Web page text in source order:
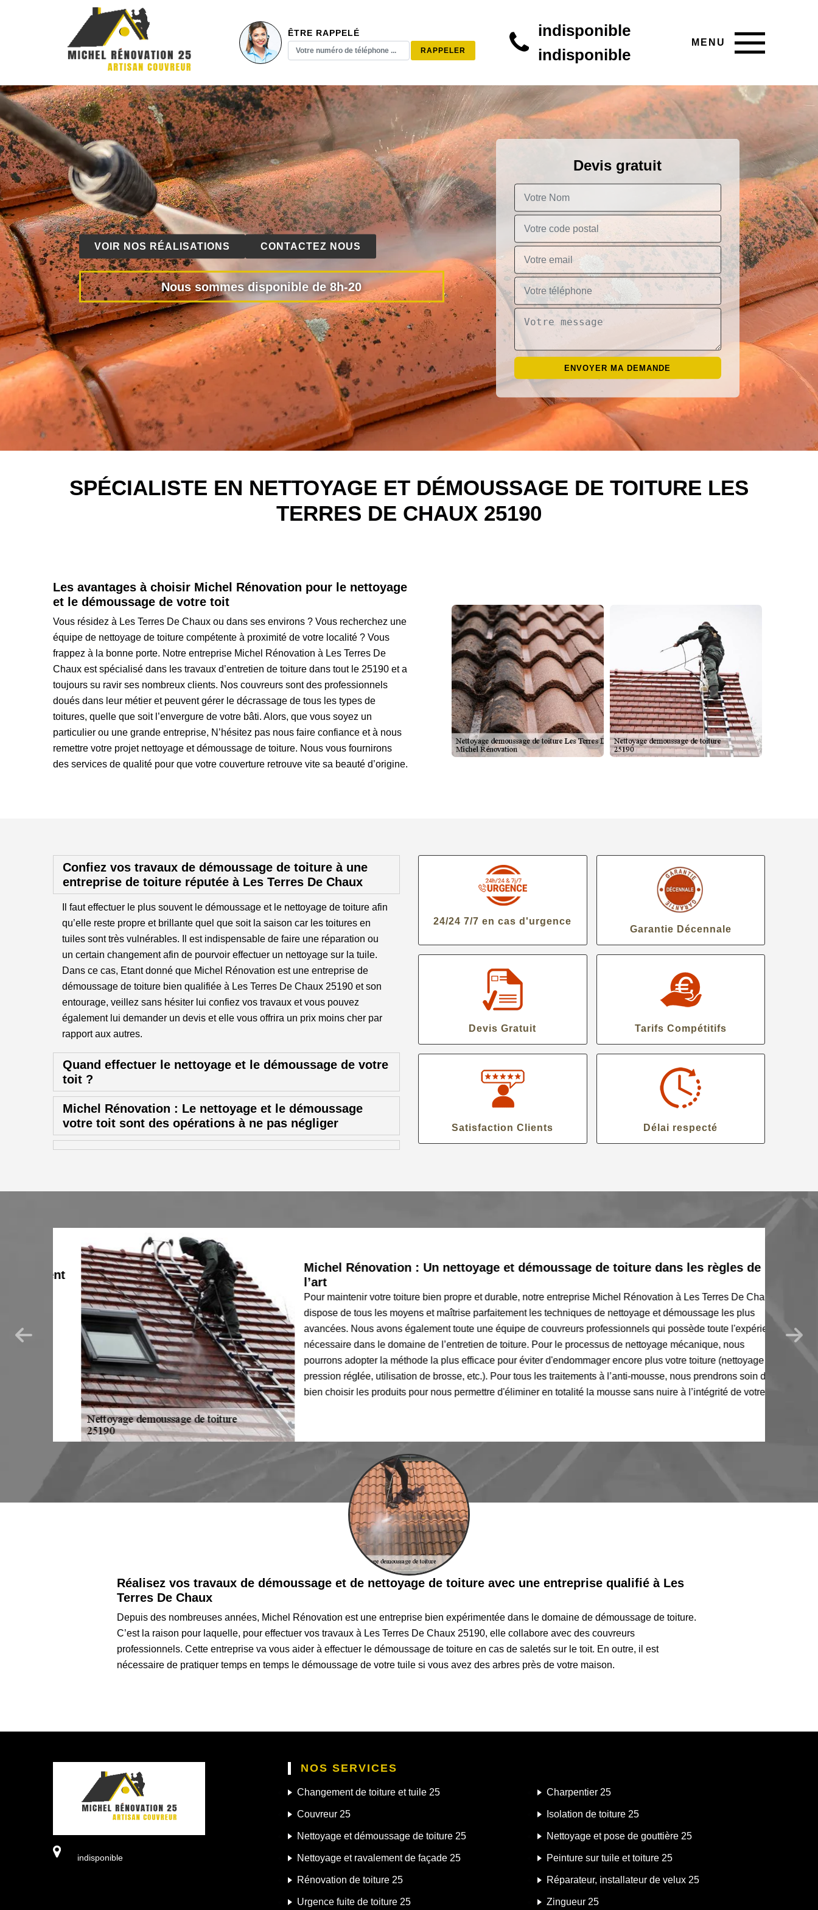
ÊTRE RAPPELÉ
indisponible
indisponible
MENU
VOIR NOS RÉALISATIONS CONTACTEZ NOUS
Nous sommes disponible de 8h-20
Devis gratuit
SPÉCIALISTE EN NETTOYAGE ET DÉMOUSSAGE DE TOITURE LES
TERRES DE CHAUX 25190
Les avantages à choisir Michel Rénovation pour le nettoyage
et le démoussage de votre toit
Vous résidez à Les Terres De Chaux ou dans ses environs ? Vous recherchez une
équipe de nettoyage de toiture compétente à proximité de votre localité ? Vous
frappez à la bonne porte. Notre entreprise Michel Rénovation à Les Terres De
Chaux est spécialisé dans les travaux d’entretien de toiture dans tout le 25190 et a
toujours su ravir ses nombreux clients. Nos couvreurs sont des professionnels
doués dans leur métier et peuvent gérer le décrassage de tous les types de
toitures, quelle que soit l’envergure de votre bâti. Alors, que vous soyez un
particulier ou une grande entreprise, N’hésitez pas nous faire confiance et à nous
remettre votre projet nettoyage et démoussage de toiture. Nous vous fournirons
des services de qualité pour que votre couverture retrouve vite sa beauté d’origine.
Confiez vos travaux de démoussage de toiture à une
entreprise de toiture réputée à Les Terres De Chaux
Il faut effectuer le plus souvent le démoussage et le nettoyage de toiture afin
qu’elle reste propre et brillante quel que soit la saison car les toitures en
tuiles sont très vulnérables. Il est indispensable de faire une réparation ou
un certain changement afin de pourvoir effectuer un nettoyage sur la tuile.
Dans ce cas, Etant donné que Michel Rénovation est une entreprise de
démoussage de toiture bien qualifiée à Les Terres De Chaux 25190 et son
entourage, veillez sans hésiter lui confiez vos travaux et vous pouvez
également lui demander un devis et elle vous offrira un prix moins cher par
rapport aux autres.
Quand effectuer le nettoyage et le démoussage de votre
toit ?
Michel Rénovation : Le nettoyage et le démoussage
votre toit sont des opérations à ne pas négliger
24/24 7/7 en cas d'urgence
Garantie Décennale
Devis Gratuit Tarifs Compétitifs
Satisfaction Clients Délai respecté
Michel Rénovation : Un nettoyage et démoussage de toiture dans les règles de
Pour maintenir votre toiture bien propre et durable, notre entreprise Michel Rénovation à Les Terres De Chaux
dispose de tous les moyens et maîtrise parfaitement les techniques de nettoyage et démoussage les plus
avancées. Nous avons également toute une équipe de couvreurs professionnels qui possède toute l'expérience
nécessaire dans le domaine de l’entretien de toiture. Pour le processus de nettoyage mécanique, nous
pourrons adopter la méthode la plus efficace pour éviter d'endommager encore plus votre toiture (nettoyage à
pression réglée, utilisation de brosse, etc.). Pour tous les traitements à l’anti-mousse, nous prendrons soin de
bien choisir les produits pour nous permettre d'éliminer en totalité la mousse sans nuire à l’intégrité de votre toit.
Réalisez vos travaux de démoussage et de nettoyage de toiture avec une entreprise qualifié à Les
Terres De Chaux
Depuis des nombreuses années, Michel Rénovation est une entreprise bien expérimentée dans le domaine de démoussage de toiture.
C’est la raison pour laquelle, pour effectuer vos travaux à Les Terres De Chaux 25190, elle collabore avec des couvreurs
professionnels. Cette entreprise va vous aider à effectuer le démoussage de toiture en cas de saletés sur le toit. En outre, il est
nécessaire de pratiquer temps en temps le démoussage de votre tuile si vous avez des arbres près de votre maison.
indisponible
NOS SERVICES
Changement de toiture et tuile 25 Charpentier 25
Couvreur 25 Isolation de toiture 25
Nettoyage et démoussage de toiture 25 Nettoyage et pose de gouttière 25
Nettoyage et ravalement de façade 25 Peinture sur tuile et toiture 25
Rénovation de toiture 25 Réparateur, installateur de velux 25
Urgence fuite de toiture 25 Zingueur 25